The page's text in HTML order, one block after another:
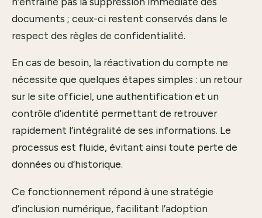
documents ; ceux-ci restent conservés dans le
respect des règles de confidentialité.
En cas de besoin, la réactivation du compte ne
nécessite que quelques étapes simples : un retour
sur le site officiel, une authentification et un
contrôle d’identité permettant de retrouver
rapidement l’intégralité de ses informations. Le
processus est fluide, évitant ainsi toute perte de
données ou d’historique.
Ce fonctionnement répond à une stratégie
d’inclusion numérique, facilitant l’adoption